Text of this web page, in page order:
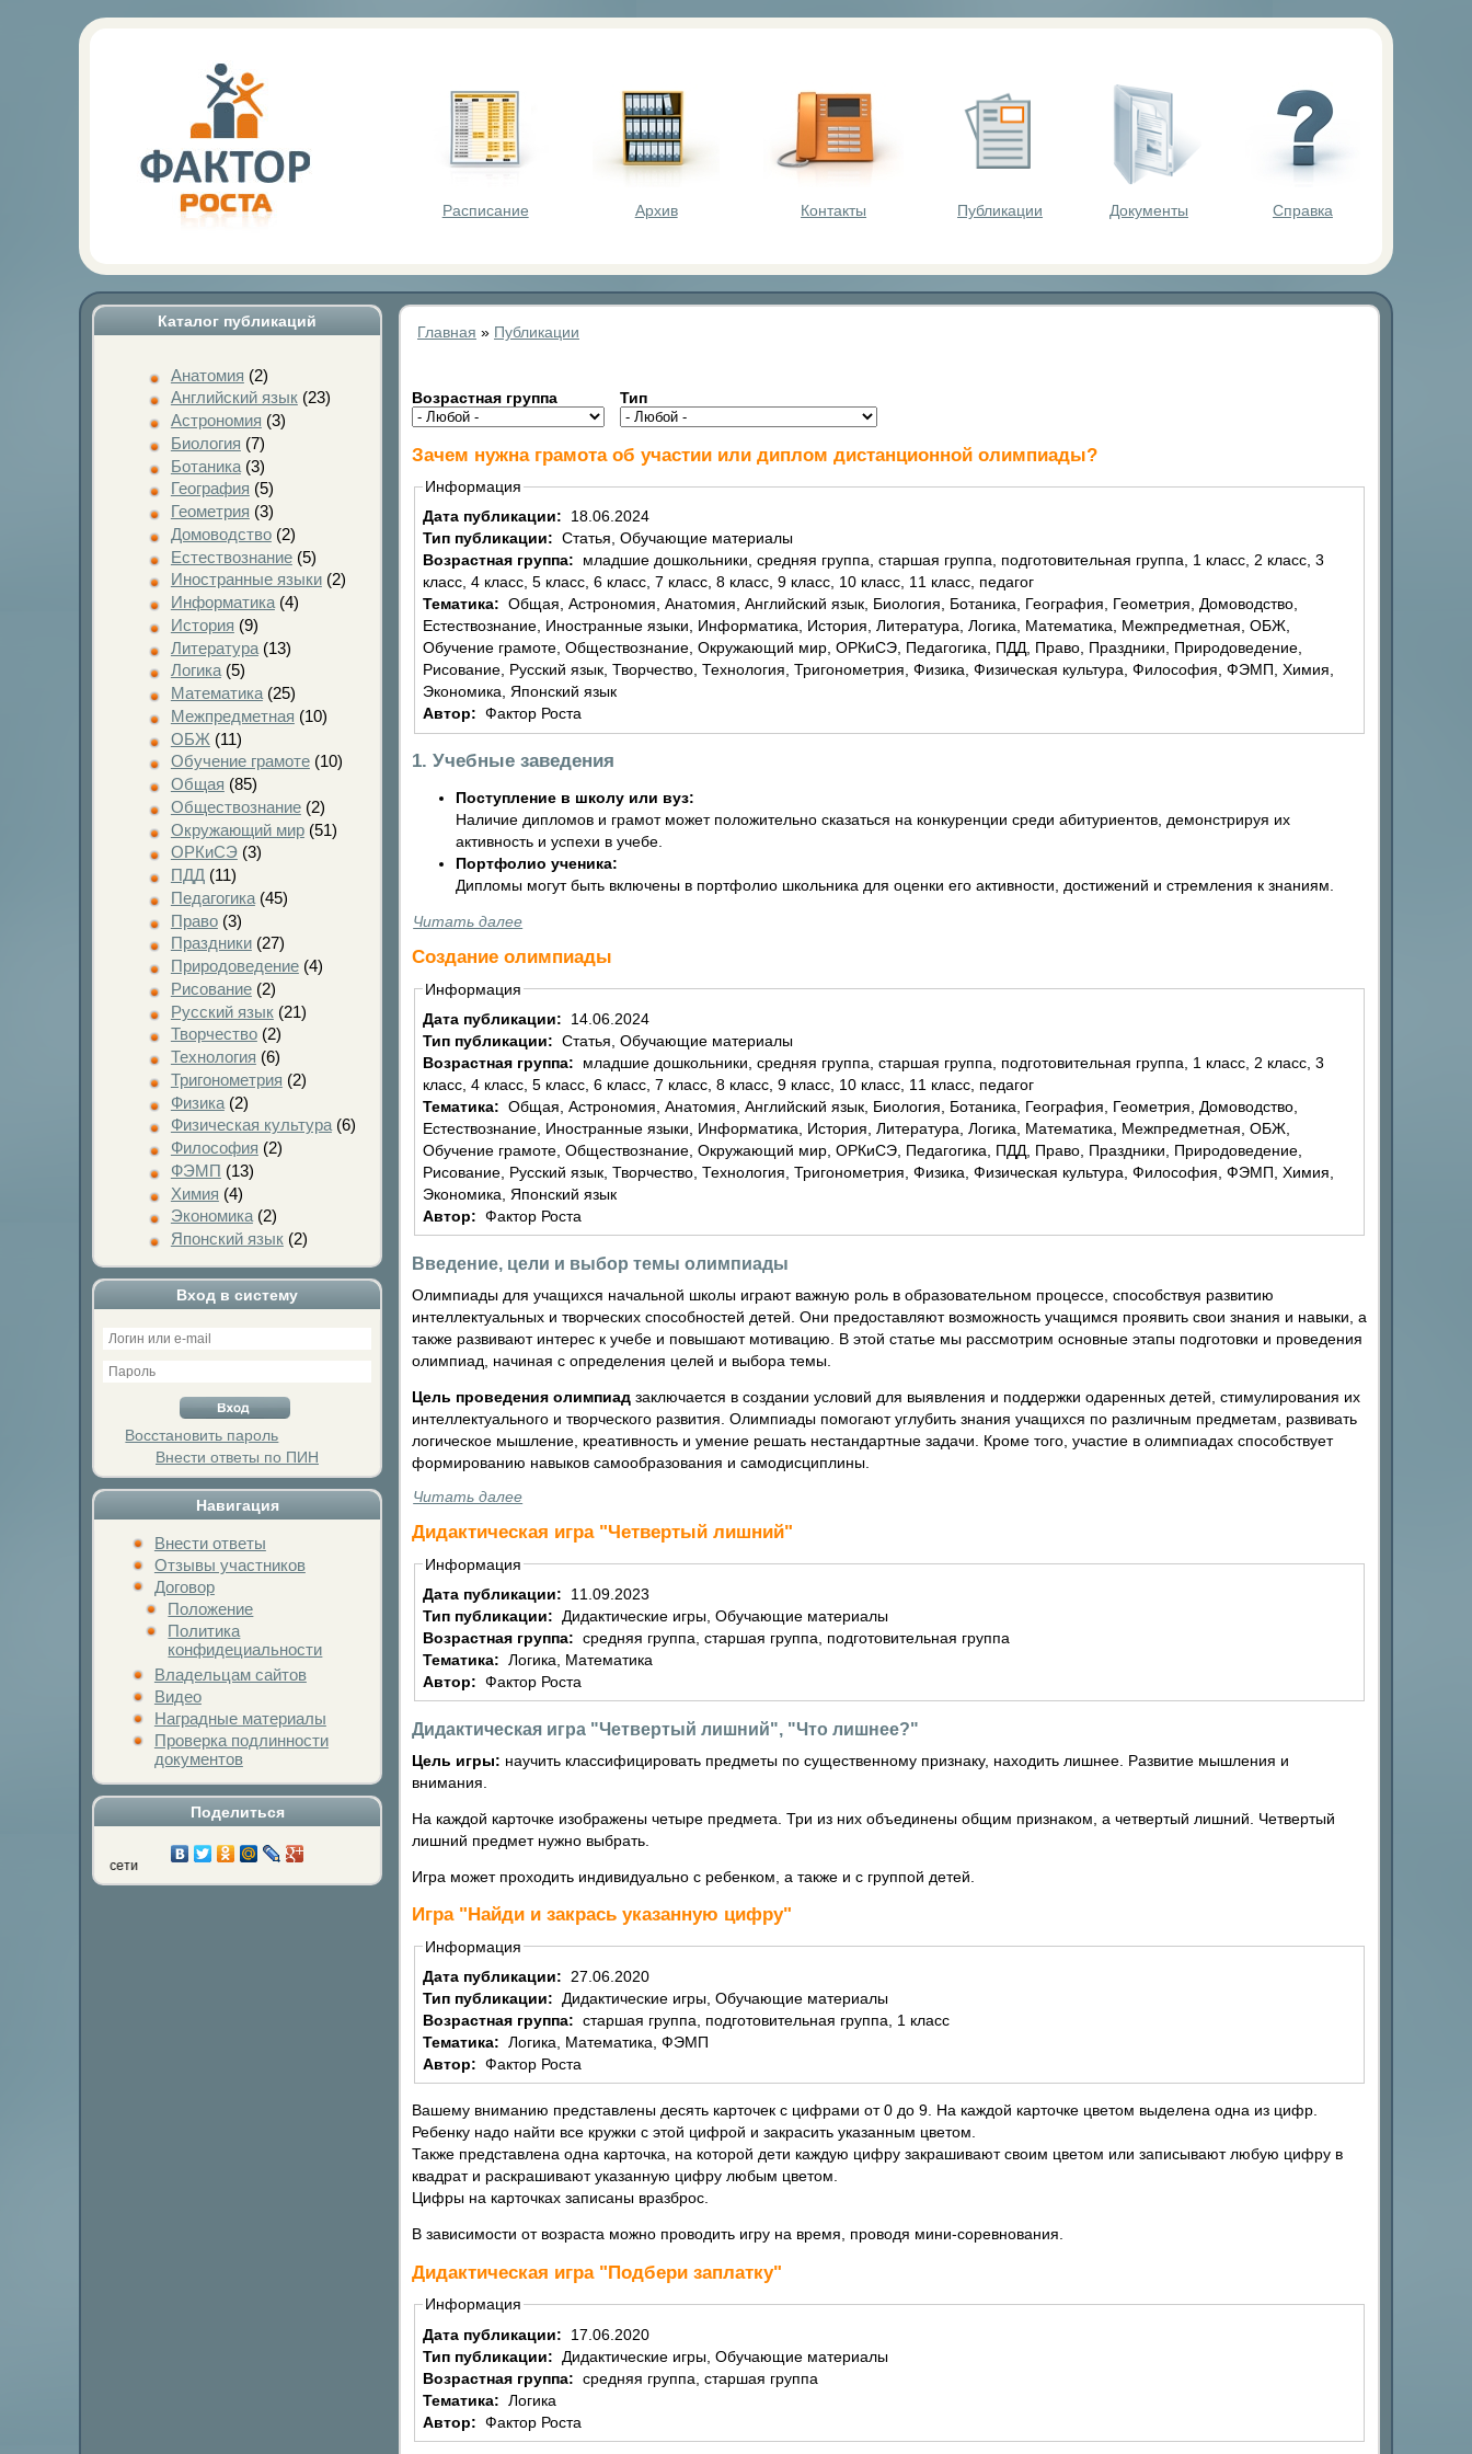
Расписание Архив Контакты Публикации Документы Справка
Каталог публикаций
Анатомия (2)
Английский язык(23)
Астрономия (3)
Биология (7)
Ботаника(3)
География (5)
Геометрия (3)
Домоводство(2)
Естествознание(5)
Иностранные языки(2)
Информатика(4)
История (9)
Литература(13)
Логика(5)
Математика(25)
Межпредметная (10)
ОБЖ (11)
Обучение грамоте(10)
Общая (85)
Обществознание(2)
Окружающий мир(51)
ОРКиСЭ(3)
ПДД (11)
Педагогика(45)
Право(3)
Праздники(27)
Природоведение(4)
Рисование(2)
Русский язык(21)
Творчество(2)
Технология (6)
Тригонометрия (2)
Физика(2)
Физическая культура(6)
Философия (2)
ФЭМП (13)
Химия (4)
Экономика(2)
Японский язык(2)
Вход в систему
Восстановить пароль
Внести ответы по ПИН
Навигация
Внести ответы
Отзывы участников
Договор
Положение
Политика
конфидециальности
Владельцам сайтов
Видео
Наградные материалы
Проверка подлинности
документов
Поделиться
Главная » Публикации
Возрастная группа Тип
Зачем нужна грамота об участии или диплом дистанционной олимпиады?
Информация
Дата публикации:
18.06.2024
Тип публикации: Статья, Обучающие материалы
Возрастная группа:
класс, 4 класс, 5 класс, 6 класс, 7 класс, 8 класс, 9 класс, 10 класс, 11 класс, педагог
Тематика: Общая, Астрономия, Анатомия, Английский язык, Биология, Ботаника, География, Геометрия, Домоводство,
Естествознание, Иностранные языки, Информатика, История, Литература, Логика, Математика, Межпредметная, ОБЖ,
Обучение грамоте, Обществознание, Окружающий мир, ОРКиСЭ, Педагогика, ПДД, Право, Праздники, Природоведение,
Рисование, Русский язык, Творчество, Технология, Тригонометрия, Физика, Физическая культура, Философия, ФЭМП, Химия,
Экономика, Японский язык
Автор: Фактор Роста
1. Учебные заведения
Поступление в школу или вуз:
Наличие дипломов и грамот может положительно сказаться на конкуренции среди абитуриентов, демонстрируя их
активность и успехи в учебе.
Портфолио ученика:
Дипломы могут быть включены в портфолио школьника для оценки его активности, достижений и стремления к знаниям.
Читать далее
Создание олимпиады
Информация
Дата публикации:
14.06.2024
Тип публикации: Статья, Обучающие материалы
Возрастная группа:
класс, 4 класс, 5 класс, 6 класс, 7 класс, 8 класс, 9 класс, 10 класс, 11 класс, педагог
Тематика: Общая, Астрономия, Анатомия, Английский язык, Биология, Ботаника, География, Геометрия, Домоводство,
Естествознание, Иностранные языки, Информатика, История, Литература, Логика, Математика, Межпредметная, ОБЖ,
Обучение грамоте, Обществознание, Окружающий мир, ОРКиСЭ, Педагогика, ПДД, Право, Праздники, Природоведение,
Рисование, Русский язык, Творчество, Технология, Тригонометрия, Физика, Физическая культура, Философия, ФЭМП, Химия,
Экономика, Японский язык
Автор: Фактор Роста
Введение, цели и выбор темы олимпиады
Олимпиады для учащихся начальной школы играют важную роль в образовательном процессе, способствуя развитию
интеллектуальных и творческих способностей детей. Они предоставляют возможность учащимся проявить свои знания и навыки, а
также развивают интерес к учебе и повышают мотивацию. В этой статье мы рассмотрим основные этапы подготовки и проведения
олимпиад, начиная с определения целей и выбора темы.
Цель проведения олимпиад заключается в создании условий для выявления и поддержки одаренных детей, стимулирования их
интеллектуального и творческого развития. Олимпиады помогают углубить знания учащихся по различным предметам, развивать
логическое мышление, креативность и умение решать нестандартные задачи. Кроме того, участие в олимпиадах способствует
формированию навыков самообразования и самодисциплины.
Читать далее
Дидактическая игра "Четвертый лишний"
Информация
Дата публикации:
11.09.2023
Тип публикации:
Дидактические игры, Обучающие материалы
Возрастная группа: средняя группа, старшая группа, подготовительная группа
Тематика: Логика, Математика
Автор: Фактор Роста
Дидактическая игра "Четвертый лишний", "Что лишнее?"
Цель игры: научить классифицировать предметы по существенному признаку, находить лишнее. Развитие мышления и
внимания.
На каждой карточке изображены четыре предмета. Три из них объединены общим признаком, а четвертый лишний. Четвертый
лишний предмет нужно выбрать.
Игра может проходить индивидуально с ребенком, а также и с группой детей.
Игра "Найди и закрась указанную цифру"
Информация
Дата публикации:
27.06.2020
Тип публикации:
Дидактические игры, Обучающие материалы
Возрастная группа: старшая группа, подготовительная группа, 1 класс
Тематика: Логика, Математика, ФЭМП
Автор: Фактор Роста
Вашему вниманию представлены десять карточек с цифрами от 0 до 9. На каждой карточке цветом выделена одна из цифр.
Ребенку надо найти все кружки с этой цифрой и закрасить указанным цветом.
Также представлена одна карточка, на которой дети каждую цифру закрашивают своим цветом или записывают любую цифру в
квадрат и раскрашивают указанную цифру любым цветом.
Цифры на карточках записаны вразброс.
В зависимости от возраста можно проводить игру на время, проводя мини-соревнования.
Дидактическая игра "Подбери заплатку"
Информация
Дата публикации:
17.06.2020
Тип публикации:
Дидактические игры, Обучающие материалы
Возрастная группа: средняя группа, старшая группа
Тематика: Логика
Автор: Фактор Роста